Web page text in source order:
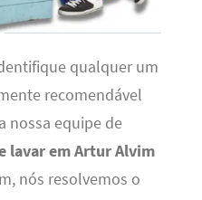
qualquer um
recomendável
nossa equipe de
lavar em Artur Alvim
nós resolvemos o